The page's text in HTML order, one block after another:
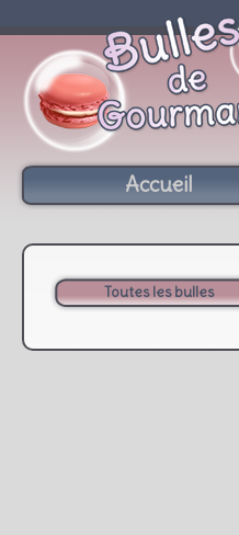
Accueil
Toutes les bulles